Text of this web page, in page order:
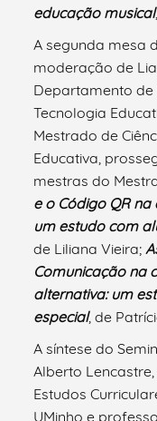
educação musical
A segunda mesa
moderação de
Departamento de
Tecnologia
Mestrado de
Educativa,
mestras do
e o Código QR
um estudo com
de Liliana Vieira;
Comunicação na
alternativa: um
especial, de
A síntese do
Alberto
Estudos
UMinho e